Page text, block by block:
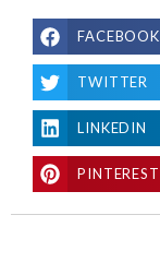
FACEBOOK
TWITTER
LINKEDIN
PINTEREST